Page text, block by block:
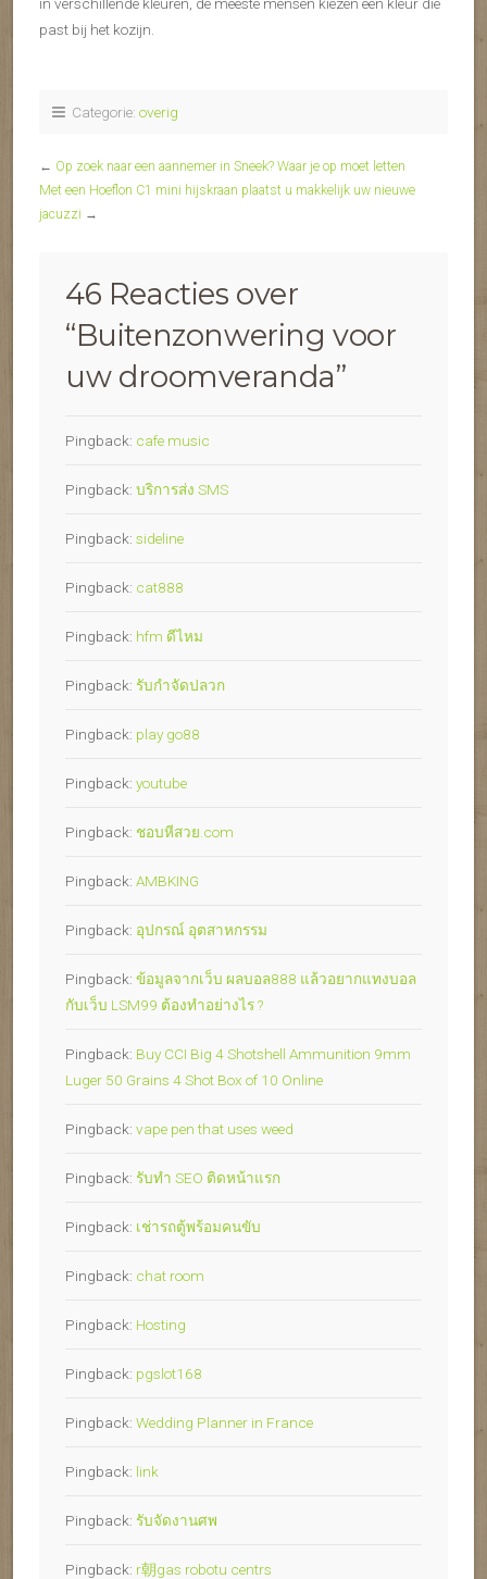
past bij het kozijn.
Categorie: overig
← Op zoek naar een aannemer in Sneek? Waar je op moet letten
Met een Hoeflon C1 mini hijskraan plaatst u makkelijk uw nieuwe
jacuzzi →
46 Reacties over
“Buitenzonwering voor
uw droomveranda”
Pingback: cafe music
Pingback: บริการส่ง SMS
Pingback: sideline
Pingback: cat888
Pingback: hfm ดีไหม
Pingback: รับกำจัดปลวก
Pingback: play go88
Pingback: youtube
Pingback: ชอบหีสวย.com
Pingback: AMBKING
Pingback: อุปกรณ์ อุตสาหกรรม
Pingback: ข้อมูลจากเว็บ ผลบอล888 แล้วอยากแทงบอล
กับเว็บ LSM99 ต้องทำอย่างไร ?
Pingback: Buy CCI Big 4 Shotshell Ammunition 9mm
Luger 50 Grains 4 Shot Box of 10 Online
Pingback: vape pen that uses weed
Pingback: รับทำ SEO ติดหน้าแรก
Pingback: เช่ารถตู้พร้อมคนขับ
Pingback: chat room
Pingback: Hosting
Pingback: pgslot168
Pingback: Wedding Planner in France
Pingback: link
Pingback: รับจัดงานศพ
Pingback: r朝gas robotu centrs